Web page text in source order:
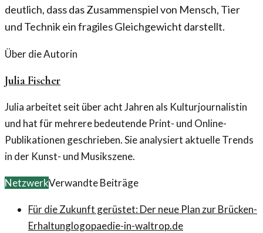
deutlich, dass das Zusammenspiel von Mensch, Tier
und Technik ein fragiles Gleichgewicht darstellt.
Über die Autorin
Julia Fischer
Julia arbeitet seit über acht Jahren als Kulturjournalistin
und hat für mehrere bedeutende Print- und Online-
Publikationen geschrieben. Sie analysiert aktuelle Trends
in der Kunst- und Musikszene.
NetzwerkVerwandte Beiträge
Für die Zukunft gerüstet: Der neue Plan zur Brücken-
Erhaltunglogopaedie-in-waltrop.de